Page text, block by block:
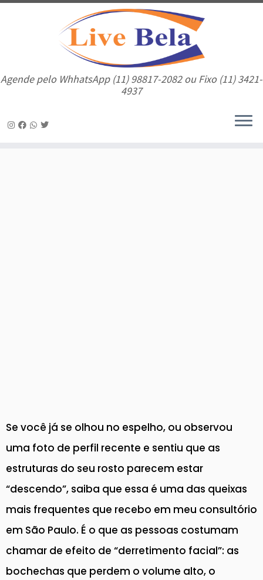
Agende pelo WhhatsApp (11) 98817-2082 ou Fixo (11) 3421-
4937
Se você já se olhou no espelho, ou observou
uma foto de perfil recente e sentiu que as
estruturas do seu rosto parecem estar
“descendo”, saiba que essa é uma das queixas
mais frequentes que recebo em meu consultório
em São Paulo. É o que as pessoas costumam
chamar de efeito de “derretimento facial”: as
bochechas que perdem o volume alto, o